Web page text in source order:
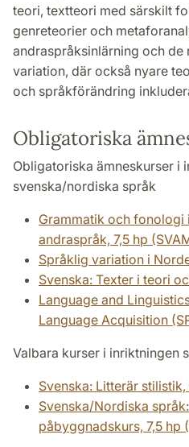
teori, textteori med särskilt
genreteorier och
andraspråksinlärning och de
variation, där också nyare
och språkförändring
Obligatoriska
Obligatoriska ämneskurser i
svenska/nordiska språk
Grammatik och
andraspråk, 7,5 hp
Språklig variation i
Svenska: Texter i teori
Language and
Language Acquisition
Valbara kurser i inriktningen
Svenska: Litterär stilistik,
Svenska/Nordiska
påbyggnadskurs, 7,5 hp